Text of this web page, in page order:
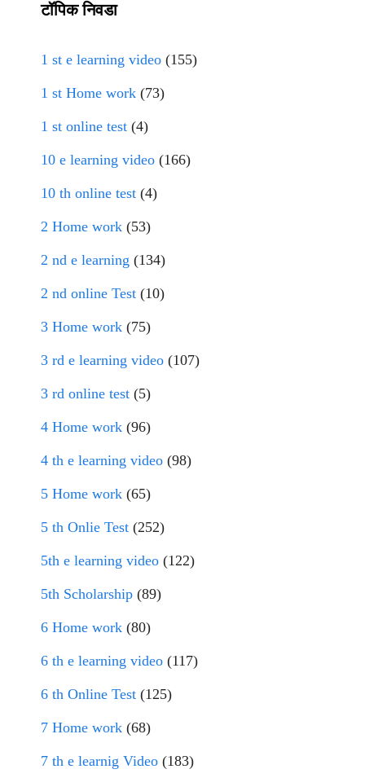
टॉपिक निवडा
1 st e learning video (155)
1 st Home work (73)
1 st online test (4)
10 e learning video (166)
10 th online test (4)
2 Home work (53)
2 nd e learning (134)
2 nd online Test (10)
3 Home work (75)
3 rd e learning video (107)
3 rd online test (5)
4 Home work (96)
4 th e learning video (98)
5 Home work (65)
5 th Onlie Test (252)
5th e learning video (122)
5th Scholarship (89)
6 Home work (80)
6 th e learning video (117)
6 th Online Test (125)
7 Home work (68)
7 th e learnig Video (183)